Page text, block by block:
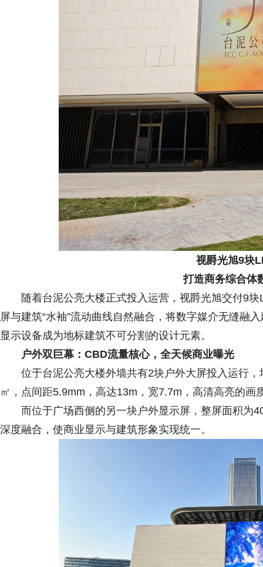
视爵光旭9块
打造商务综合体
随着台泥公亮大楼正式投入运营，视爵光旭交付9
屏与建筑“水袖”流动曲线自然融合，将数字媒介无缝融
显示设备成为地标建筑不可分割的设计元素。
户外双巨幕：CBD流量核心，全天候商业曝光
位于台泥公亮大楼外墙共有2块户外大屏投入运行
㎡，点间距5.9mm，高达13m，宽7.7m，高清高亮的画
而位于广场西侧的另一块户外显示屏，整屏面积为
深度融合，使商业显示与建筑形象实现统一。